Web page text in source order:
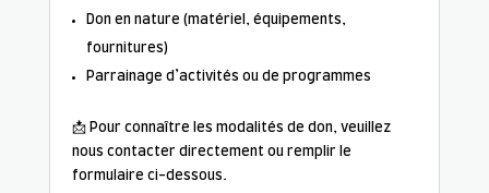
Don en nature (matériel, équipements,
fournitures)
Parrainage d’activités ou de programmes
📩 Pour connaître les modalités de don, veuillez
nous contacter directement ou remplir le
formulaire ci-dessous.